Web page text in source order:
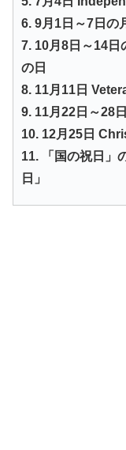
6. 9月1日～7日の
7. 10月8日～14
の日
8. 11月11日
9. 11月22日～28
10. 12月25日
11. 「国の祝日」
日」